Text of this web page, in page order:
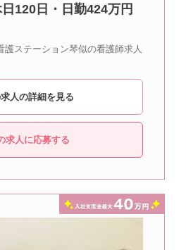
120日・日勤424万円
護ステーション琴似の看護師求人
人の詳細を見る
求人に応募する